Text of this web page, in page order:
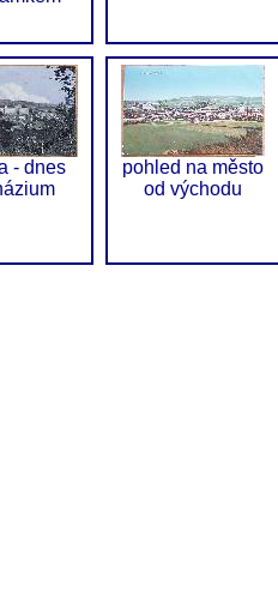
- dnes
pohled na město
od východu